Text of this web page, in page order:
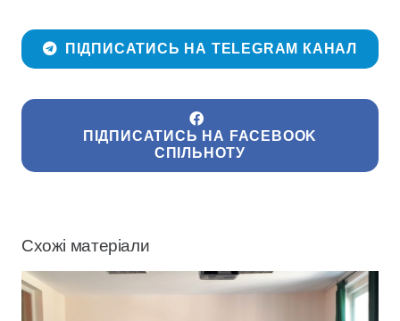
ПІДПИСАТИСЬ НА TELEGRAM КАНАЛ
ПІДПИСАТИСЬ НА FACEBOOK
СПІЛЬНОТУ
Схожі матеріали